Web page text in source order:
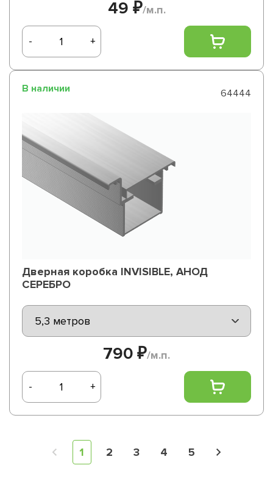
49 ₽/м.п.
- +
В наличии 64444
Дверная коробка INVISIBLE, АНОД
СЕРЕБРО
790 ₽/м.п.
- +
1 2 3 4 5